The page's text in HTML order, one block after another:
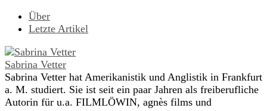
Über
Letzte Artikel
Sabrina Vetter
Sabrina Vetter hat Amerikanistik und Anglistik in Frankfurt
a. M. studiert. Sie ist seit ein paar Jahren als freiberufliche
Autorin für u.a. FILMLÖWIN, agnès films und